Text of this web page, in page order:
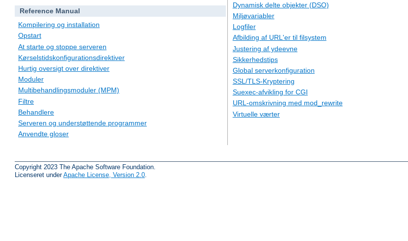
Reference Manual
Kompilering og installation
Opstart
At starte og stoppe serveren
Kørselstidskonfigurationsdirektiver
Hurtig oversigt over direktiver
Moduler
Multibehandlingsmoduler (MPM)
Filtre
Behandlere
Serveren og understøttende programmer
Anvendte gloser
Dynamisk delte objekter (DSO)
Miljøvariabler
Logfiler
Afbilding af URL'er til filsystem
Justering af ydeevne
Sikkerhedstips
Global serverkonfiguration
SSL/TLS-Kryptering
Suexec-afvikling for CGI
URL-omskrivning med mod_rewrite
Virtuelle værter
Copyright 2023 The Apache Software Foundation.
Licenseret underApache License, Version 2.0